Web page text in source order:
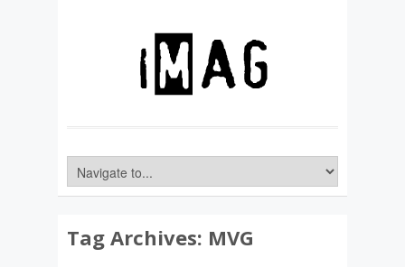
Tag Archives: MVG